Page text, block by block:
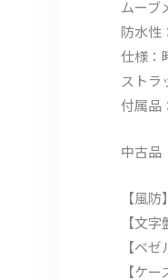
ムーブ
防水性
仕様：
ストラ
付属
中古品
【風
【文
【ベ
【ケ